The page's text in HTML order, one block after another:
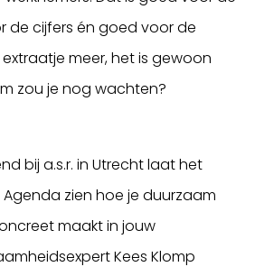
de cijfers én goed voor de
meer, het is gewoon
zou je nog wachten?
bij a.s.r. in Utrecht laat het
zien hoe je duurzaam
maakt in jouw
Kees Klomp